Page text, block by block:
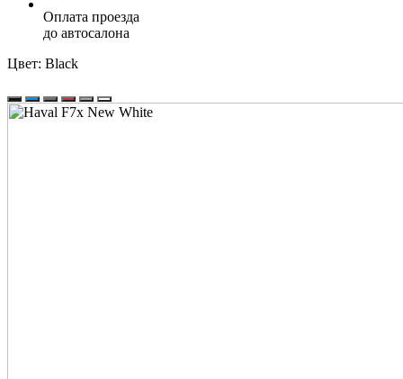
Оплата проезда
до автосалона
Цвет: Black